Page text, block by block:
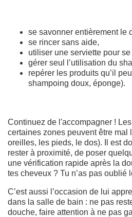
se savonner entièrement le
se rincer sans aide,
utiliser une serviette pour
gérer seul l’utilisation du
repérer les produits qu’il
shampoing doux, éponge).
Continuez de l'accompagner !
certaines zones peuvent être mal
oreilles, les pieds, le dos). Il est
rester à proximité, de poser
une vérification rapide après la
tes cheveux ? Tu n’as pas oublié
C’est aussi l’occasion de lui
dans la salle de bain : ne pas
douche, faire attention à ne pas